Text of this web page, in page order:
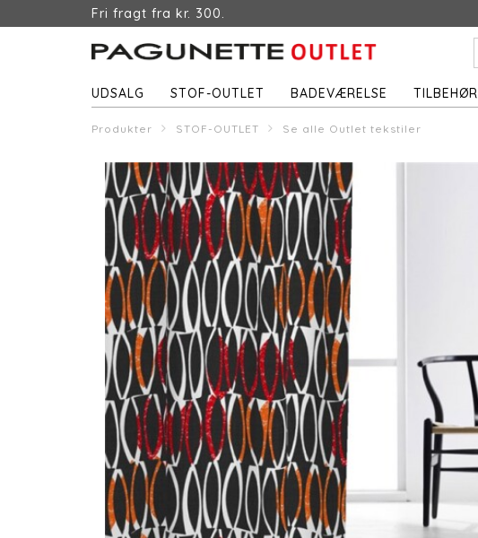
Fri fragt fra kr. 300.
UDSALG STOF-OUTLET BADEVÆRELSE TILBEHØR
Produkter STOF-OUTLET Se alle Outlet tekstiler